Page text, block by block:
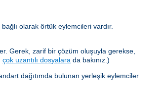
olarak örtük eylemcileri vardır.
Gerek, zarif bir çözüm oluşuyla gerekse,
çok uzantılı dosyalara da bakınız.)
dağıtımda bulunan yerleşik eylemciler